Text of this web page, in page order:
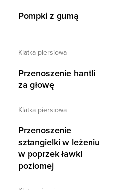
Pompki z gumą
klatka piersiowa
Przenoszenie hantli
za głowę
klatka piersiowa
Przenoszenie
sztangielki w leżeniu
w poprzek ławki
poziomej